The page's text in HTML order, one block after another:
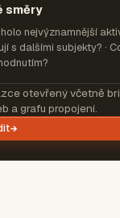
směry
nejvýznamnější
s dalšími subjekty? ·
otevřený včetně
a grafu propojení.